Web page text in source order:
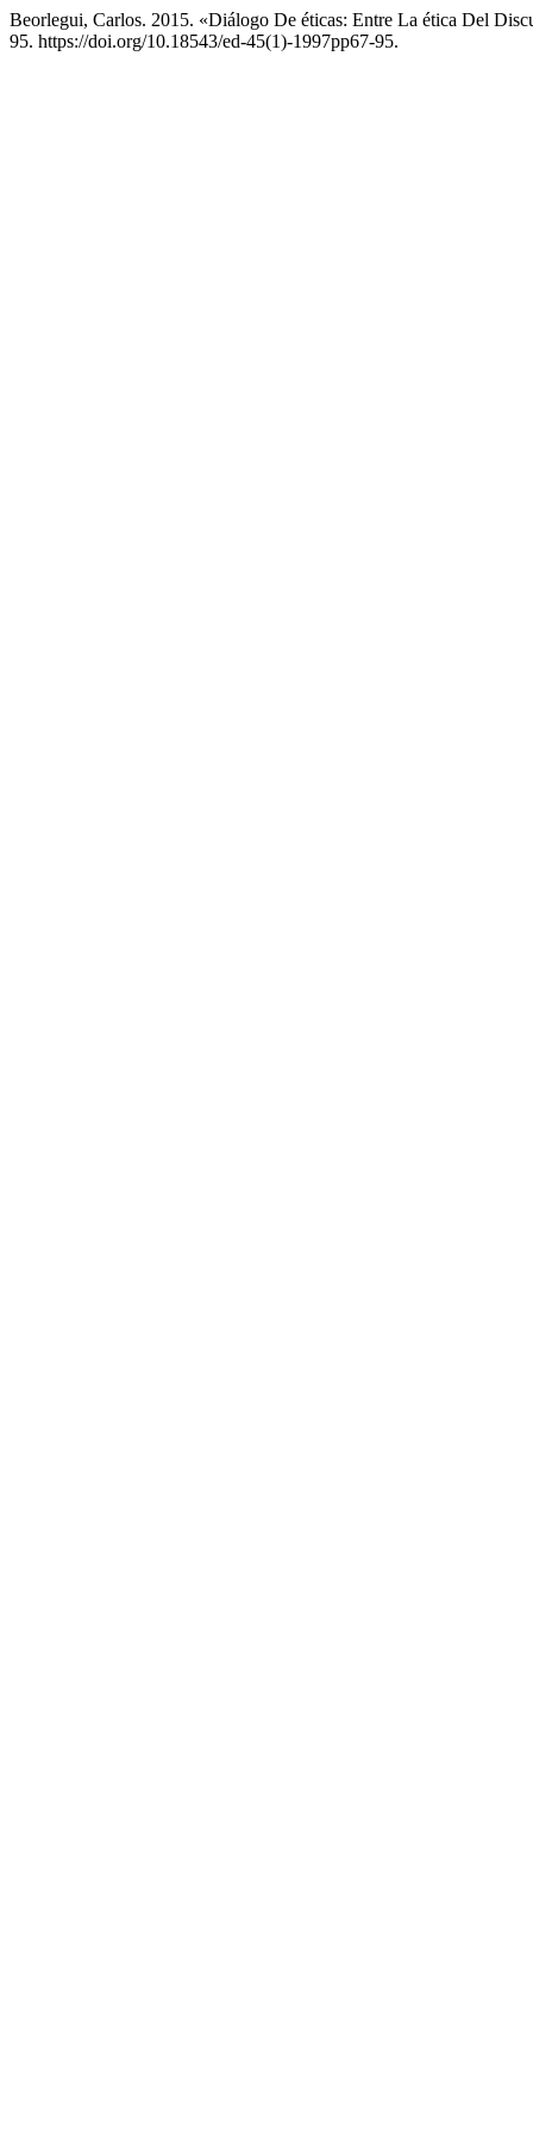
Beorlegui, Carlos. 2015. «Diálogo De éticas: Entre La ética Del
95. https://doi.org/10.18543/ed-45(1)-1997pp67-95.